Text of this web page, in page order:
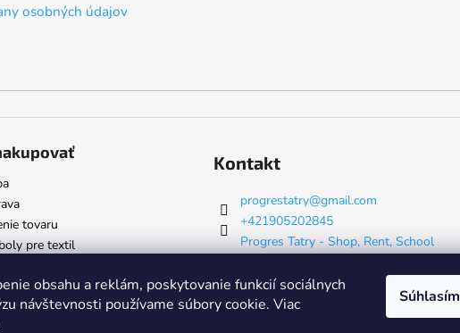
obsahu a reklám, poskytovanie funkcií sociálnych
návštevnosti používame súbory cookie. Viac
Súhlasím
osobných údajov
tovaru
pre textil
Kontakt
progrestatry@gmail.com
+421905202845
Progres Tatry - Shop, Rent, School
& Servis
progrestatry